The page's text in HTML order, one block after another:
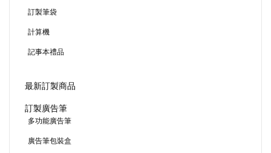
訂製筆袋
計算機
記事本禮品
最新訂製商品
訂製廣告筆
多功能廣告筆
廣告筆包裝盒